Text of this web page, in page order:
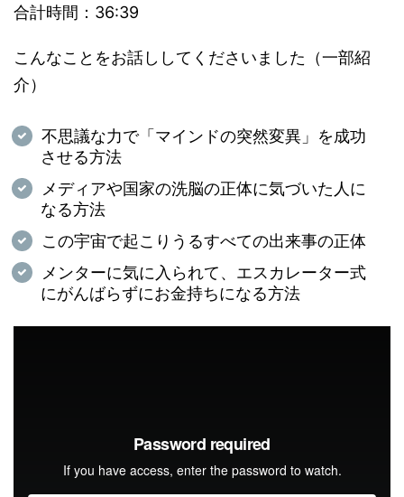
合計時間：36:39
こんなことをお話ししてくださいました（一部紹
介）
不思議な力で「マインドの突然変異」を成功
させる方法
メディアや国家の洗脳の正体に気づいた人に
なる方法
この宇宙で起こりうるすべての出来事の正体
メンターに気に入られて、エスカレーター式
にがんばらずにお金持ちになる方法